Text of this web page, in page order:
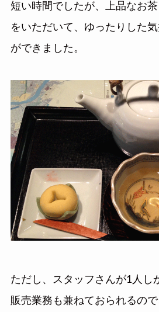
短い時間でしたが、上品なお
をいただいて、ゆったりした
ができました。
ただし、スタッフさんが1人し
販売業務も兼ねておられるの